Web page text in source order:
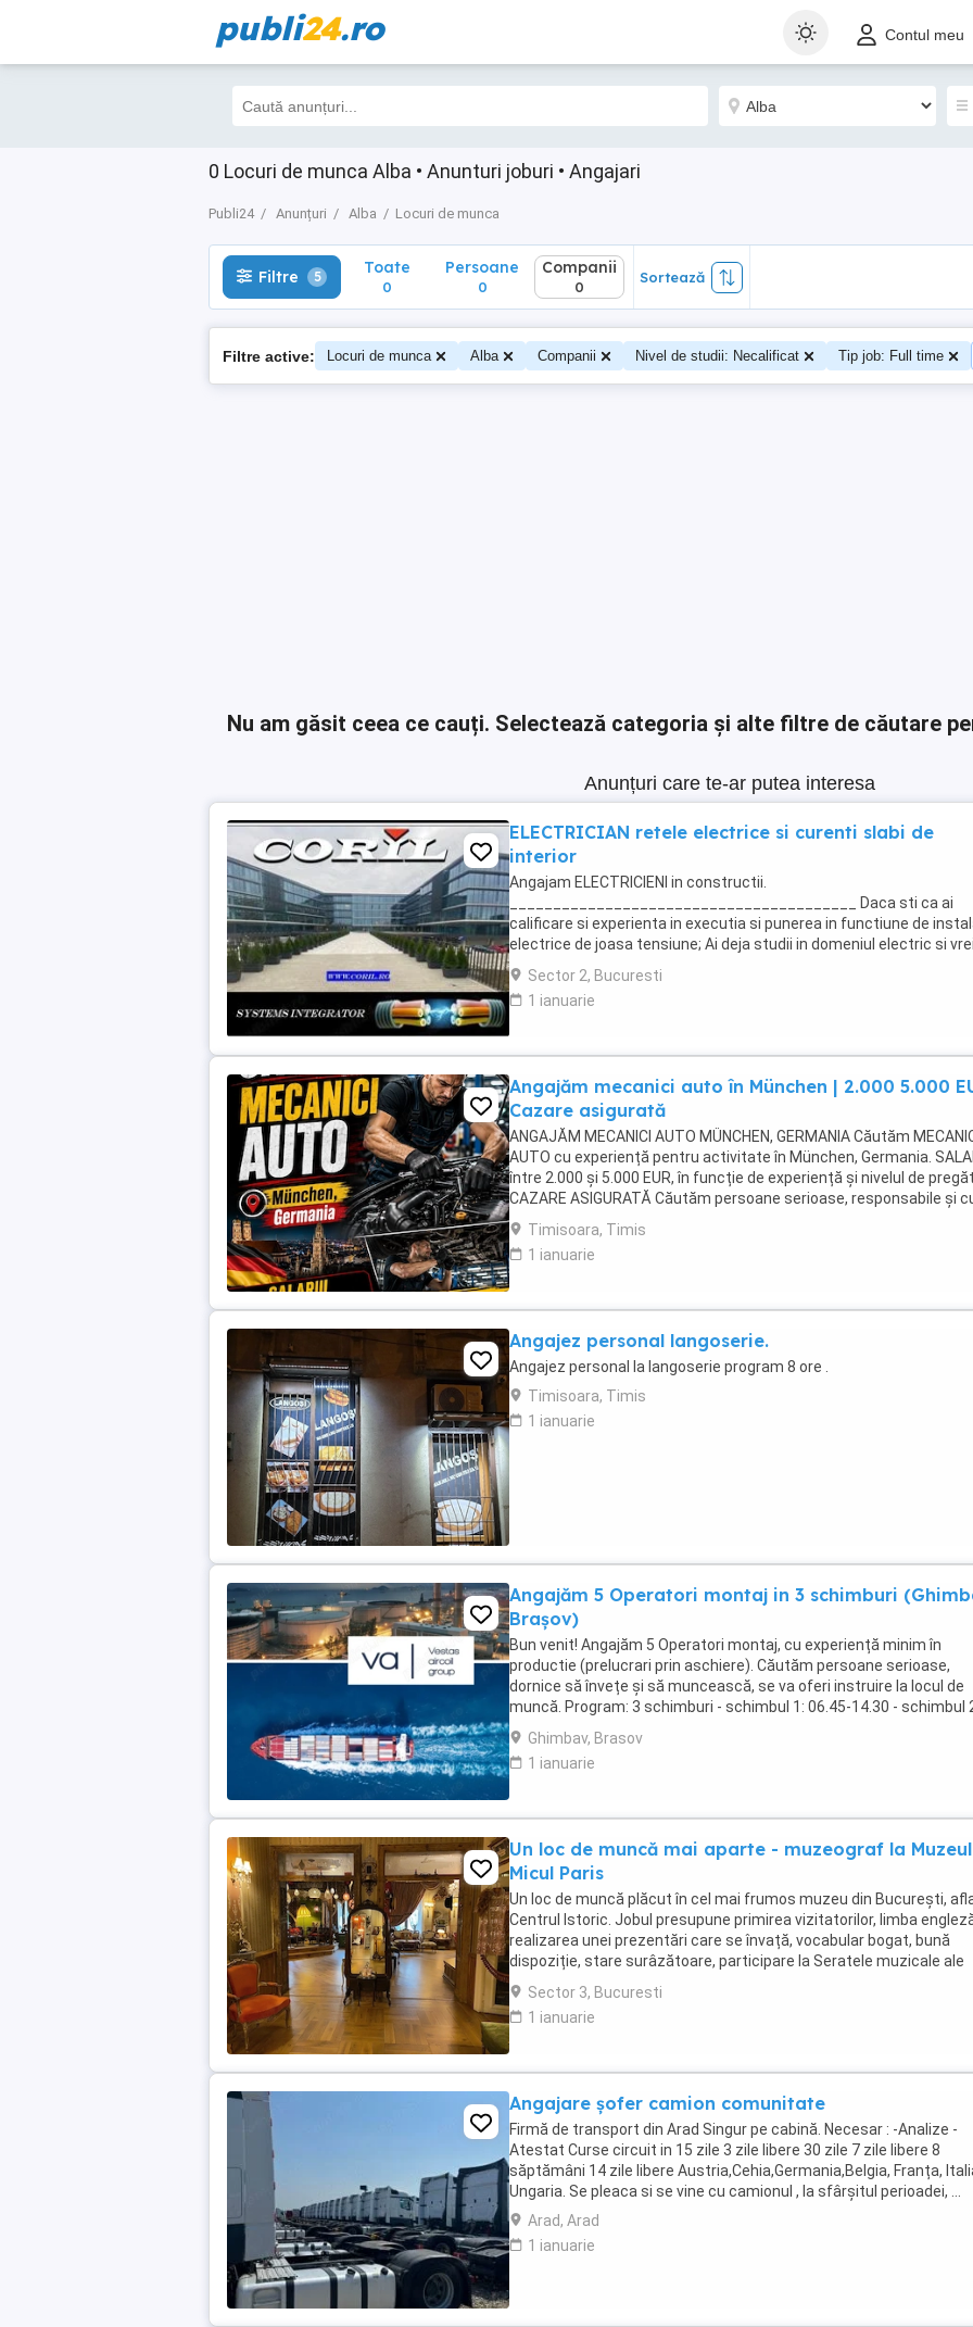
publi24.ro Contul meu
0 Locuri de munca Alba • Anunturi joburi • Angajari
Publi24 Anunțuri Alba Locuri de munca
Filtre 5 Toate
0
Filtre 5 Toate
0
Persoane
0
Companii
0
Sortează
Filtre active: Locuri de munca Alba Companii Nivel de studii: Necalificat Tip job: Full time
Nu am găsit ceea ce cauți. Selectează categoria și alte filtre de căutare
Anunțuri care te-ar putea interesa
ELECTRICIAN retele electrice si curenti slabi de
interior
Angajam ELECTRICIENI in constructii.
________________________________________ Daca sti ca ai
calificare si experienta in executia si punerea in functiune de
electrice de joasa tensiune; Ai deja studii in domeniul electric si
te specializezi si pe instalarea echipamentelor de comunicatii ...
Sector 2, Bucuresti
1 ianuarie
Angajăm mecanici auto în München | 2.000 5.000
Cazare asigurată
ANGAJĂM MECANICI AUTO MÜNCHEN, GERMANIA Căutăm
AUTO cu experiență pentru activitate în München, Germania.
între 2.000 și 5.000 EUR, în funcție de experiență și nivelul de
CAZARE ASIGURATĂ Căutăm persoane serioase, responsabile și
experiență în domeniul mecanicii ...
Timisoara, Timis
1 ianuarie
Angajez personal langoserie.
Angajez personal la langoserie program 8 ore .
Timisoara, Timis
1 ianuarie
Angajăm 5 Operatori montaj in 3 schimburi
Brașov)
Bun venit! Angajăm 5 Operatori montaj, cu experiență minim în
productie (prelucrari prin aschiere). Căutăm persoane serioase,
dornice să învețe și să muncească, se va oferi instruire la locul de
muncă. Program: 3 schimburi - schimbul 1: 06.45-14.30 - schimbul
14.30-22.30 - schimbul 3: 22.30-6:30 ...
Ghimbav, Brasov
1 ianuarie
Un loc de muncă mai aparte - muzeograf la Muzeul
Micul Paris
Un loc de muncă plăcut în cel mai frumos muzeu din București,
Centrul Istoric. Jobul presupune primirea vizitatorilor, limba
realizarea unei prezentări care se învață, vocabular bogat, bună
dispoziție, stare surâzătoare, participare la Seratele muzicale ale
muzeului, interacțiune pe ...
Sector 3, Bucuresti
1 ianuarie
Angajare șofer camion comunitate
Firmă de transport din Arad Singur pe cabină. Necesar : -Analize -
Atestat Curse circuit in 15 zile 3 zile libere 30 zile 7 zile libere 8
săptămâni 14 zile libere Austria,Cehia,Germania,Belgia, Franța,
Ungaria. Se pleaca si se vine cu camionul , la sfârșitul perioadei, ...
Arad, Arad
1 ianuarie